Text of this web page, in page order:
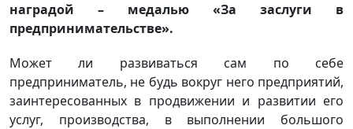
наградой – медалью «За заслуги в
предпринимательстве».
Может ли развиваться сам по себе
предприниматель, не будь вокруг него предприятий,
заинтересованных в продвижении и развитии его
услуг, производства, в выполнении большого